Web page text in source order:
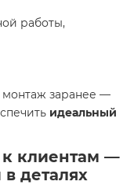
работы,
заранее —
идеальный
клиентам —
деталях